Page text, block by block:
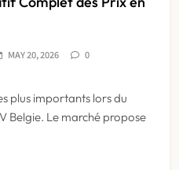
MAY 20, 2026
0
plus importants lors du
Belgie. Le marché propose